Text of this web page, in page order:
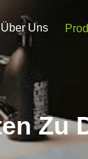
Über Uns
Zu